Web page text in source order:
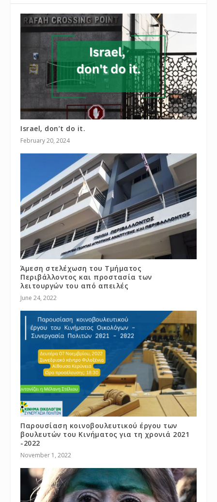
Israel, don’t do it.
February 20, 2024
Άμεση στελέχωση του Τμήματος
Περιβάλλοντος και προστασία των
λειτουργών του από απειλές
June 24, 2022
Παρουσίαση κοινοβουλευτικού έργου των
βουλευτών του Κινήματος για τη χρονιά 2021
-2022
November 1, 2022